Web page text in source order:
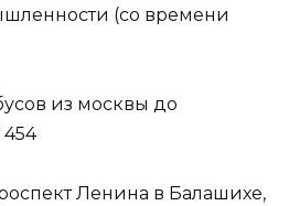
(со времени
Ленина в Балашихе,